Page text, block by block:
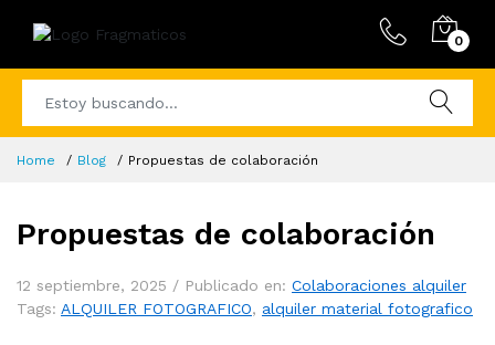
0
Home Blog Propuestas de colaboración
Propuestas de colaboración
12 septiembre, 2025 / Publicado en: Colaboraciones alquiler
Tags: ALQUILER FOTOGRAFICO, alquiler material fotografico